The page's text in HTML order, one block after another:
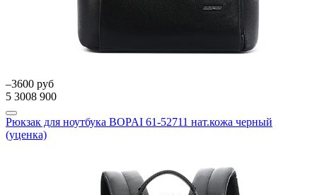
–3600 руб
5 3008 900
Рюкзак для ноутбука BOPAI 61-52711 нат.кожа черный
(уценка)